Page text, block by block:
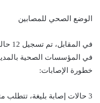
الوضع الصحي للمصابين
في
في المؤسسات الصحية
خطورة الإصابات:
3 حالات إصابة بليغة، تتطلب متابعة وعناية فائقة.